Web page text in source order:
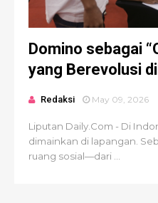
Domino sebagai
yang Berevolusi
Redaksi May 09, 2026
Liputan Daily.Com - Di
dimainkan di lapangan.
ruang sosial—dari ...